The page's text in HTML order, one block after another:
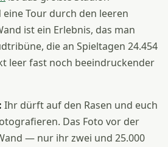
Tour durch den leeren
ist ein Erlebnis, das man
die an Spieltagen 24.454
leer fast noch beeindruckender
Ihr dürft auf den Rasen und euch
Das Foto vor der
— nur ihr zwei und 25.000